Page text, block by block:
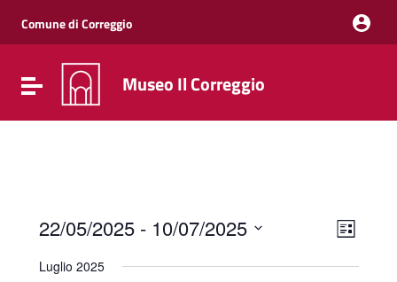
Vai al menu di navigazione
Vai al footer
Comune di Correggio
Attiva / disattiva la navigazione
Museo Il Correggio
Views
Event
Views
List
22/05/2025 - 10/07/2025
date.
Luglio 2025